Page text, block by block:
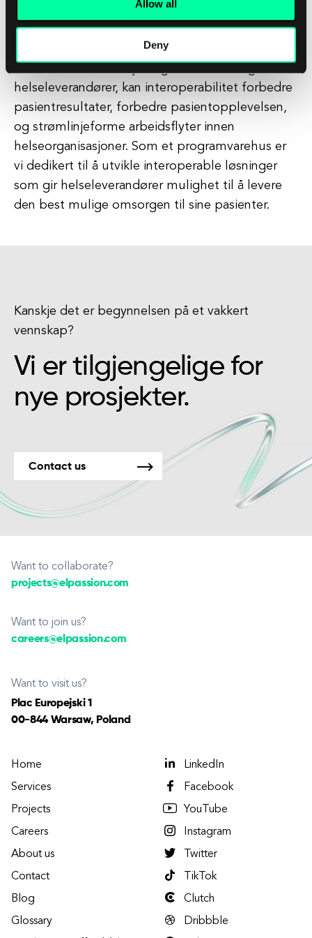
Allow all
Deny
Avslutningsvis er interoperabilitet et
grunnleggende konsept som har potensial til å
transformere helsevesenet. Ved å muliggjøre
helseleverandører, kan interoperabilitet forbedre
pasientresultater, forbedre pasientopplevelsen,
og strømlinjeforme arbeidsflyter innen
helseorganisasjoner. Som et programvarehus er
vi dedikert til å utvikle interoperable løsninger
som gir helseleverandører mulighet til å levere
den best mulige omsorgen til sine pasienter.
Kanskje det er begynnelsen på et vakkert
vennskap?
Vi er tilgjengelige for
nye prosjekter.
Contact us
Want to collaborate?
projects@elpassion.com
Want to join us?
careers@elpassion.com
Want to visit us?
Plac Europejski 1
00-844 Warsaw, Poland
Home
Services
Projects
Careers
About us
Contact
Blog
Glossary
LinkedIn
Facebook
YouTube
Instagram
Twitter
TikTok
Clutch
Dribbble